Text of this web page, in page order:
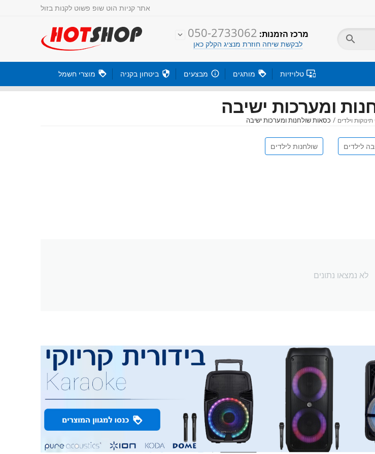
אתר קניותהוט שופ פשוט לקנות בזול

050-2733062 :מרכז הזמנות 
לבקשת שיחה חוזרת מנציג הקלק כאן
 טלויזיות  מותגים  מבצעים  ביטחון בקניה  מוצרי חשמל
ומערכות ישיבה
וילדים / כסאות שולחנות ומערכות ישיבה
לילדים שולחנות לילדים
לא נמצאו נתונים